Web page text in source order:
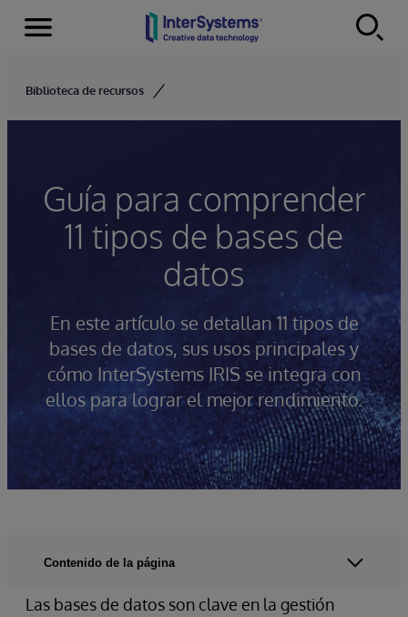
Skip to content
Secciones
Biblioteca de recursos
Guía para comprender
11 tipos de bases de
datos
En este artículo se detallan 11 tipos de
bases de datos, sus usos principales y
cómo InterSystems IRIS se integra con
ellos para lograr el mejor rendimiento.
Las bases de datos son clave en la gestión
Contenido de la página